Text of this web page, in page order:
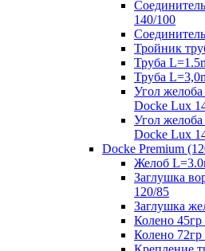
140/100
Тройник
Труба
Труба
Угол
Docke Lux
Угол
Docke Lux
Docke Premium
Желоб
Заглушка
120/85
Заглушка
Колено
Колено